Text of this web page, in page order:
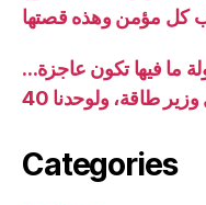
كل مؤمن وهذه قصتها
ما فيها تكون عاجزة…
Categories